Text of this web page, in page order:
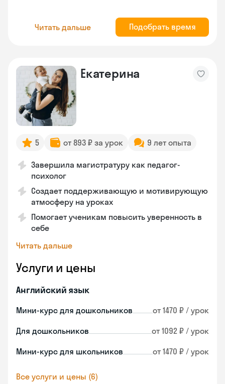
Читать дальше Подобрать время
Екатерина
5 от 893 ₽ за урок 9 лет опыта
Завершила магистратуру как педагог-
психолог
Создает поддерживающую и мотивирующую
атмосферу на уроках
Помогает ученикам повысить уверенность в
себе
Читать дальше
Услуги и цены
Английский язык
Мини-курс для дошкольников от 1470 ₽ / урок
Для дошкольников от 1092 ₽ / урок
Мини-курс для школьников от 1470 ₽ / урок
Все услуги и цены (6)